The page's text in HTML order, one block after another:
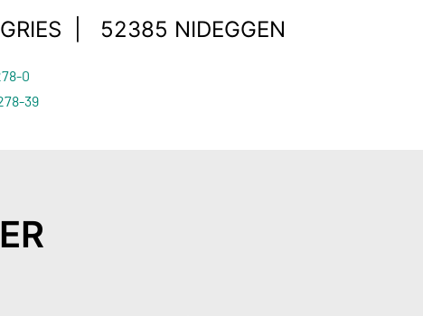
GRIES | 52385 NIDEGGEN
0
39